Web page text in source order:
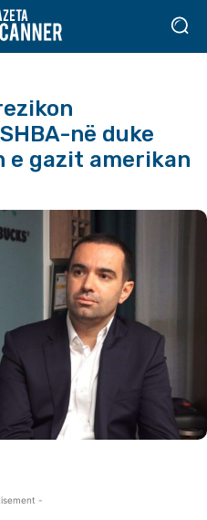
në duke
gazit amerikan
-